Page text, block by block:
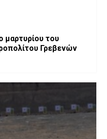
μαρτυρίου του
Γρεβενών